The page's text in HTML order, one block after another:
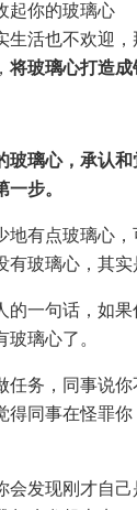
生活也不欢迎
将玻璃心打造成
玻璃心，承认
步。
地有点玻璃心
玻璃心，其实
的一句话，如
璃心了。
任务，同事说
得同事在怪罪
会发现刚才自